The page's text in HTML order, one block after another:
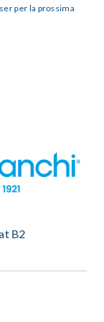
per la prossima
B2